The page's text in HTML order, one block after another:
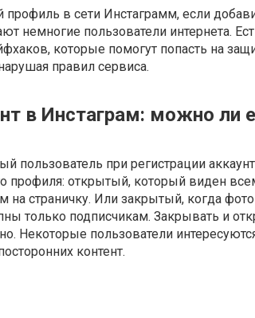
профиль в сети Инстаграмм, если
немногие пользователи интернета.
которые помогут попасть на
правил сервиса.
в Инстаграм: можно ли
пользователь при регистрации
профиля: открытый, который виден
на страничку. Или закрытый, когда
только подписчикам. Закрывать и
Некоторые пользователи
контент.